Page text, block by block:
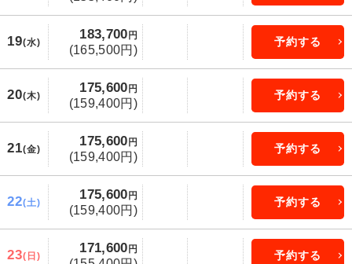
19(水)
183,700円
(165,500円)
予約する
20(木)
175,600円
(159,400円)
予約する
21(金)
175,600円
(159,400円)
予約する
22(土)
175,600円
(159,400円)
予約する
23(日)
171,600円
予約する